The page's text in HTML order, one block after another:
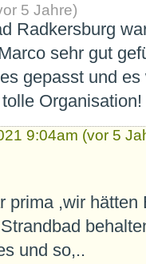
5 Jahre)
Radkersburg
sehr gut
gepasst und
Organisation!
9:04am (vor 5
prima ,wir hätten
und so,..